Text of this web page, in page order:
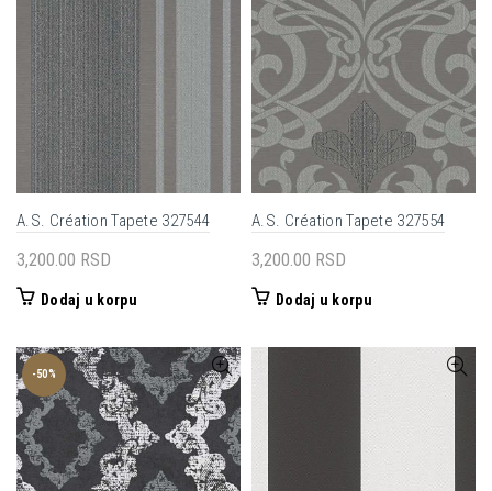
A.S. Création Tapete 327544
3,200.00 RSD
Dodaj u korpu
A.S. Création Tapete 327554
3,200.00 RSD
Dodaj u korpu
-50%